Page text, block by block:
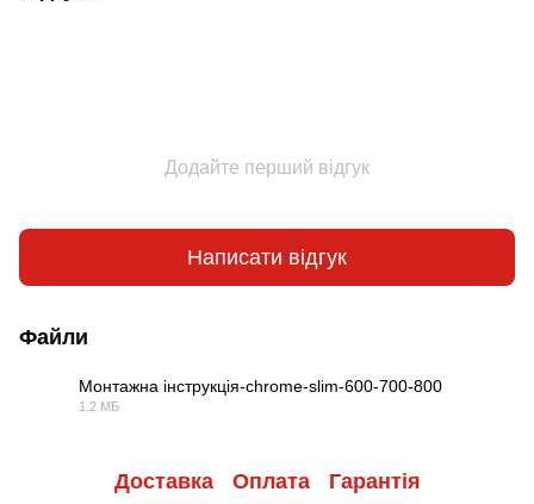
Додайте перший відгук
Написати відгук
Файли
Монтажна інструкція-chrome-slim-600-700-800
1.2 МБ
Доставка Оплата Гарантія